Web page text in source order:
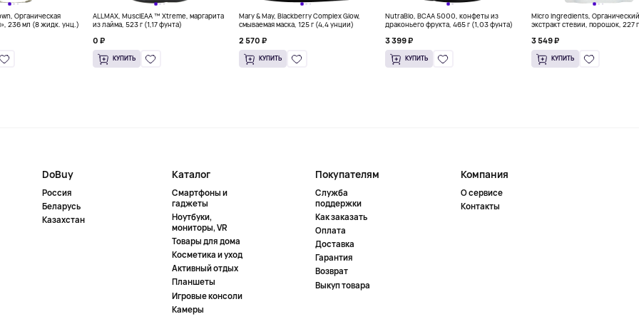
Органическая
236 мл (8 жидк. унц.)
ALLMAX, MusclEAA ™ Xtreme, маргарита
из лайма, 523 г (1,17 фунта)
0 ₽
КУПИТЬ
Mary & May, Blackberry Complex Glow,
смываемая маска, 125 г (4,4 унции)
2 570 ₽
КУПИТЬ
NutraBio, BCAA 5000, конфеты из
драконьего фрукта, 465 г (1,03 фунта)
3 399 ₽
КУПИТЬ
Micro Ingredients, Органический
экстракт стевии, порошок, 227
3 549 ₽
КУПИТЬ
DoBuy
Россия
Беларусь
Казахстан
Каталог
Смартфоны и
гаджеты
Ноутбуки,
мониторы, VR
Товары для дома
Косметика и уход
Активный отдых
Планшеты
Игровые консоли
Камеры
Покупателям
Служба
поддержки
Как заказать
Оплата
Доставка
Гарантия
Возврат
Выкуп товара
Компания
О сервисе
Контакты